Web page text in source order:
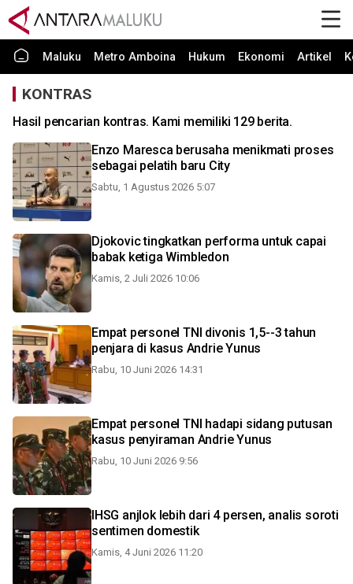
Maluku Metro Amboina Hukum Ekonomi Artikel
KONTRAS
Hasil pencarian kontras. Kami memiliki 129 berita.
Enzo Maresca berusaha menikmati proses
sebagai pelatih baru City
Sabtu, 1 Agustus 2026 5:07
Djokovic tingkatkan performa untuk capai
babak ketiga Wimbledon
Kamis, 2 Juli 2026 10:06
Empat personel TNI divonis 1,5--3 tahun
penjara di kasus Andrie Yunus
Rabu, 10 Juni 2026 14:31
Empat personel TNI hadapi sidang putusan
kasus penyiraman Andrie Yunus
Rabu, 10 Juni 2026 9:56
IHSG anjlok lebih dari 4 persen, analis soroti
sentimen domestik
Kamis, 4 Juni 2026 11:20